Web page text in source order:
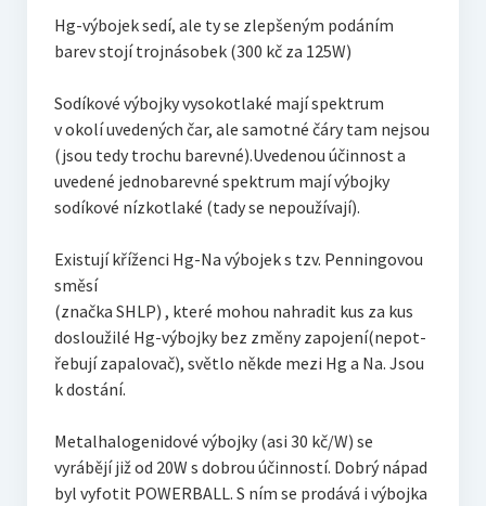
Hg-výbojek sedí, ale ty se zlepšeným podáním
barev stojí trojnásobek (300 kč za 125W)
Sodíkové výbojky vysokotlaké mají spektrum
v okolí uvedených čar, ale samotné čáry tam nejsou
(jsou tedy trochu barevné).Uvedenou účinnost a
uvedené jednobarevné spektrum mají výbojky
sodíkové nízkotlaké (tady se nepoužívají).
Existují kříženci Hg-Na výbojek s tzv. Penningovou
směsí
(značka SHLP) , které mohou nahradit kus za kus
dosloužilé Hg-výbojky bez změny zapojení(nepot­
řebují zapalovač), světlo někde mezi Hg a Na. Jsou
k dostání.
Metalhalogenidové výbojky (asi 30 kč/W) se
vyrábějí již od 20W s dobrou účinností. Dobrý nápad
byl vyfotit POWERBALL. S ním se prodává i výbojka